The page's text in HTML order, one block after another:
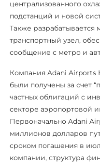
централизованного
подстанций и новой
Также разрабатывается
транспортный узел,
сообщение с метро и
Компания Adani Airports
были получены за счет
частных облигаций с
секторе аэропортовой
Первоначально Adani
миллионов долларов
сроком погашения в
компании, структура